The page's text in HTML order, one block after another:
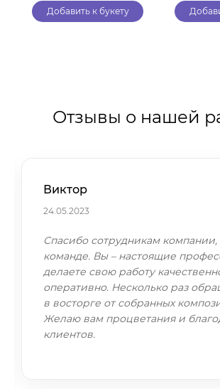
Добавить к букету
Отзывы о нашей
Виктор
24.05.2023
Спасибо сотрудникам компании,
команде. Вы – настоящие
делаете свою работу
оперативно. Несколько раз
в восторге от собранных
Желаю вам процветания и
клиентов.